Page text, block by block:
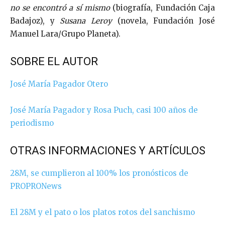
no se encontró a sí mismo(biografía, Fundación Caja
Badajoz), y Susana Leroy(novela, Fundación José
Manuel Lara/Grupo Planeta).
SOBRE EL AUTOR
José María Pagador Otero
José María Pagador y Rosa Puch, casi 100 años de
periodismo
OTRAS INFORMACIONES Y ARTÍCULOS
28M, se cumplieron al 100% los pronósticos de
PROPRONews
El 28M y el pato o los platos rotos del sanchismo